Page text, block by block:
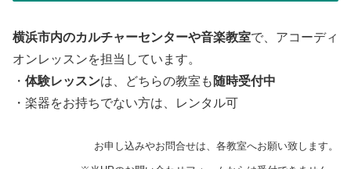
横浜市内のカルチャーセンターや音楽教室で、アコーディ
オンレッスンを担当しています。
・ 体験レッスンは、どちらの教室も 随時受付中
・楽器をお持ちでない方は、レンタル可
お申し込みやお問合せは、各教室へお願い致します。